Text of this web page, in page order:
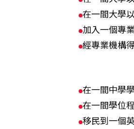
在一間大學
加入一個專
經專業機構
在一間中學
在一間學位
移民到一個